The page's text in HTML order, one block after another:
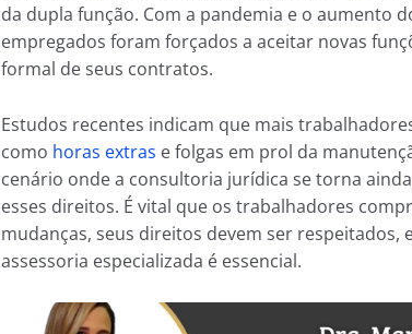
da dupla função. Com a pandemia e o aumento
empregados foram forçados a aceitar novas
formal de seus contratos.
Estudos recentes indicam que mais
como horas extras e folgas em prol da
cenário onde a consultoria jurídica se torna
esses direitos. É vital que os trabalhadores
mudanças, seus direitos devem ser respeitados,
assessoria especializada é essencial.